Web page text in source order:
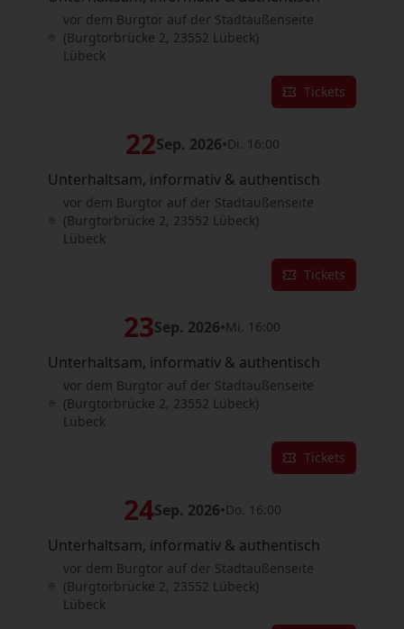
vor dem Burgtor auf der Stadtaußenseite
(Burgtorbrücke 2, 23552 Lübeck)
Lübeck
Tickets
22Sep. 2026•Di. 16:00
Unterhaltsam, informativ & authentisch
vor dem Burgtor auf der Stadtaußenseite
(Burgtorbrücke 2, 23552 Lübeck)
Lübeck
Tickets
23Sep. 2026•Mi. 16:00
Unterhaltsam, informativ & authentisch
vor dem Burgtor auf der Stadtaußenseite
(Burgtorbrücke 2, 23552 Lübeck)
Lübeck
Tickets
24Sep. 2026•Do. 16:00
Unterhaltsam, informativ & authentisch
vor dem Burgtor auf der Stadtaußenseite
(Burgtorbrücke 2, 23552 Lübeck)
Lübeck